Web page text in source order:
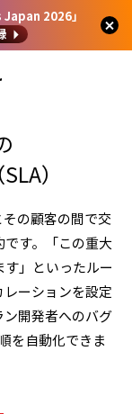
2026」
）
の顧客の間で交
す。「この重大
」といったルー
ーションを設定
開発者へのバグ
を自動化できま